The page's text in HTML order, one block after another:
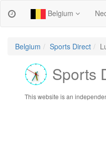
Belgium
Belgium Sports Direct
Sports
This website is an